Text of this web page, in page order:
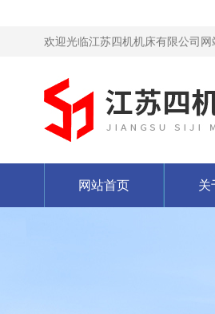
欢迎光临江苏四机机床有限公司网
网站首页 关